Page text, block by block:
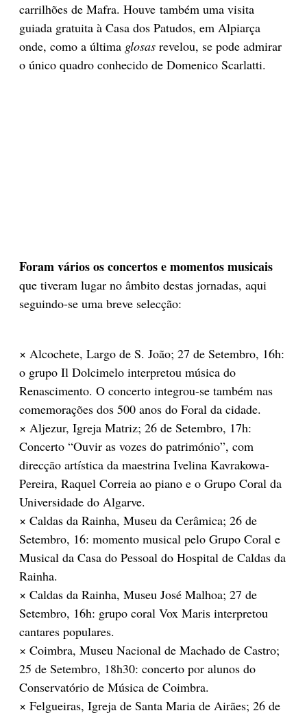
carrilhões de Mafra. Houve também uma visita
guiada gratuita à Casa dos Patudos, em Alpiarça
onde, como a última glosas revelou, se pode admirar
o único quadro conhecido de Domenico Scarlatti.
Foram vários os concertos e momentos musicais
que tiveram lugar no âmbito destas jornadas, aqui
seguindo-se uma breve selecção:
× Alcochete, Largo de S. João; 27 de Setembro, 16h:
o grupo Il Dolcimelo interpretou música do
Renascimento. O concerto integrou-se também nas
comemorações dos 500 anos do Foral da cidade.
× Aljezur, Igreja Matriz; 26 de Setembro, 17h:
Concerto “Ouvir as vozes do património”, com
direcção artística da maestrina Ivelina Kavrakowa-
Pereira, Raquel Correia ao piano e o Grupo Coral da
Universidade do Algarve.
× Caldas da Rainha, Museu da Cerâmica; 26 de
Setembro, 16: momento musical pelo Grupo Coral e
Musical da Casa do Pessoal do Hospital de Caldas da
Rainha.
× Caldas da Rainha, Museu José Malhoa; 27 de
Setembro, 16h: grupo coral Vox Maris interpretou
cantares populares.
× Coimbra, Museu Nacional de Machado de Castro;
25 de Setembro, 18h30: concerto por alunos do
Conservatório de Música de Coimbra.
× Felgueiras, Igreja de Santa Maria de Airães; 26 de